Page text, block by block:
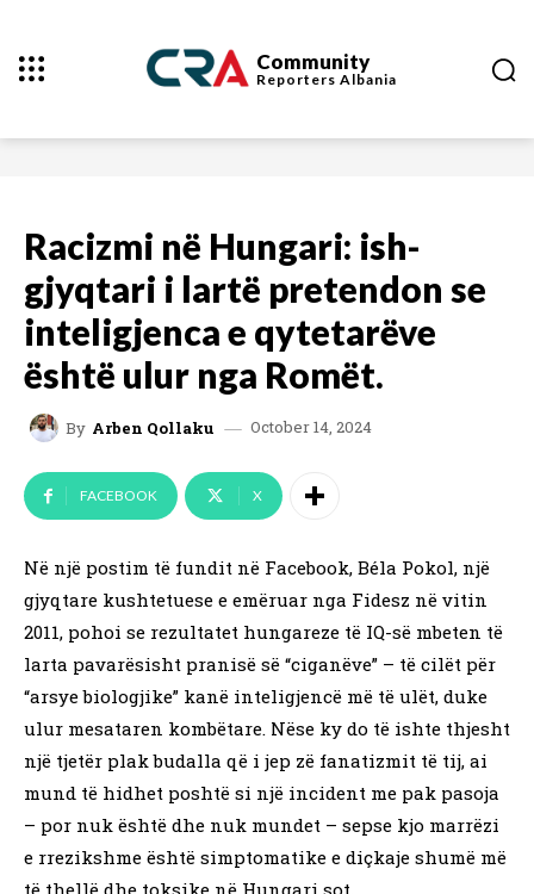
Community
Reporters Albania
Racizmi në Hungari: ish-
gjyqtari i lartë pretendon se
inteligjenca e qytetarëve
është ulur nga Romët.
By Arben Qollaku October 14, 2024
FACEBOOK X
Në një postim të fundit në Facebook, Béla Pokol, një
gjyqtare kushtetuese e emëruar nga Fidesz në vitin
2011, pohoi se rezultatet hungareze të IQ-së mbeten të
larta pavarësisht pranisë së “ciganëve” – ​​të cilët për
“arsye biologjike” kanë inteligjencë më të ulët, duke
ulur mesataren kombëtare. Nëse ky do të ishte thjesht
një tjetër plak budalla që i jep zë fanatizmit të tij, ai
mund të hidhet poshtë si një incident me pak pasoja
– por nuk është dhe nuk mundet – sepse kjo marrëzi
e rrezikshme është simptomatike e diçkaje shumë më